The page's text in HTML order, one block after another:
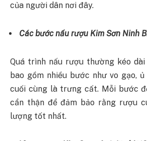
của người dân nơi đây.
Các bước nấu rượu Kim Sơn Ninh
Quá trình nấu rượu thường kéo
bao gồm nhiều bước như vo gạo,
cuối cùng là trưng cất. Mỗi bước
cẩn thận để đảm bảo rằng rượu
lượng tốt nhất.